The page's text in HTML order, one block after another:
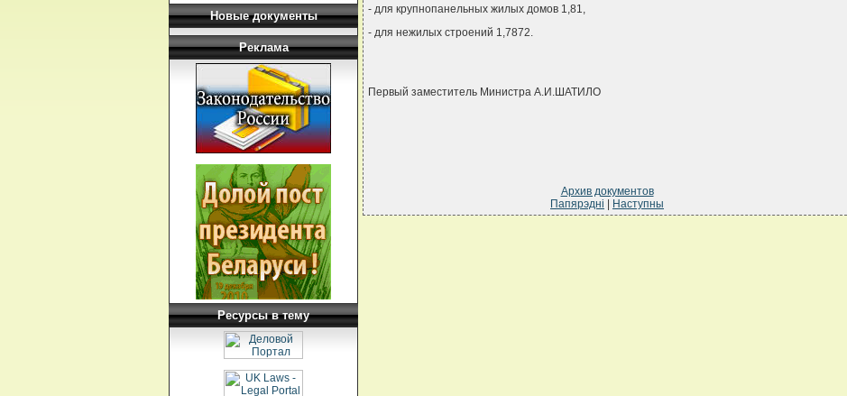
Новые документы
Реклама
Ресурсы в тему
- для крупнопанельных жилых домов 1,81,
- для нежилых строений 1,7872.
Первый заместитель Министра А.И.ШАТИЛО
Архив документов
Папярэдні
Наступны